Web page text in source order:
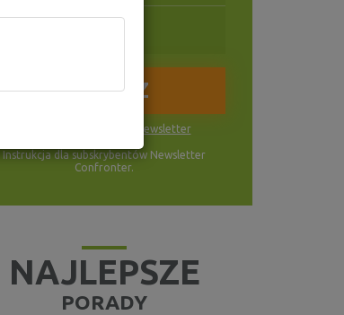
newsletter
Instrukcja dla subskrybentów Newsletter
Confronter.
NAJLEPSZE
PORADY